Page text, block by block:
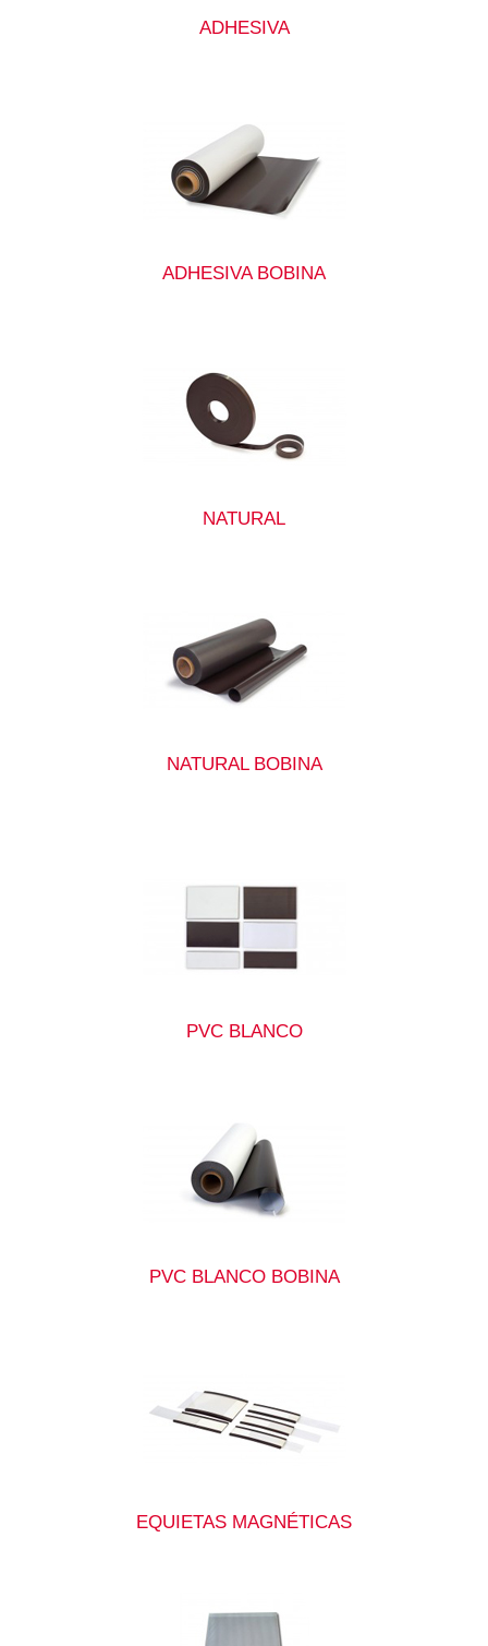
ADHESIVA
ADHESIVA BOBINA
NATURAL
NATURAL BOBINA
PVC BLANCO
PVC BLANCO BOBINA
EQUIETAS MAGNÉTICAS